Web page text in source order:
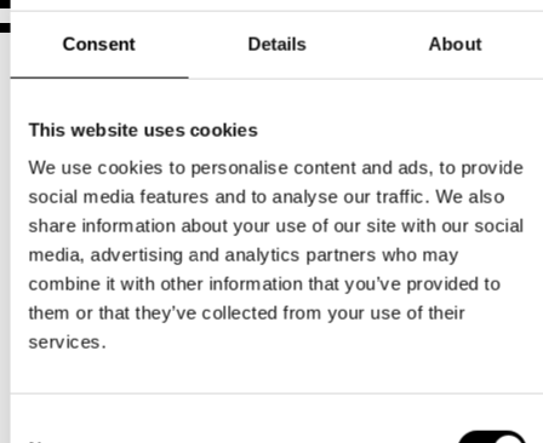
Consent Details About
This website uses cookies
We use cookies to personalise content and ads, to provide
social media features and to analyse our traffic. We also
share information about your use of our site with our social
media, advertising and analytics partners who may
combine it with other information that you’ve provided to
them or that they’ve collected from your use of their
services.
Ensemble
Historia
Kontaktuppgifter
Press
Jobba hos oss
Nyhetsbrev
Svenska Teatern Live
Norra esplanaden 2
00130 Helsingfors
Växel och reception
må-fr kl. 9-16
info@svenskateatern.fi